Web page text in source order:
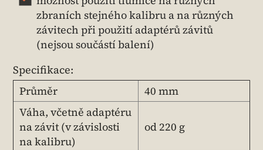
zbraních stejného kalibru a na různých
závitech při použití adaptérů závitů
(nejsou součástí balení)
Specifikace:
Průměr
40 mm
Váha, včetně adaptéru
na závit (v závislosti
na kalibru)
od 220 g